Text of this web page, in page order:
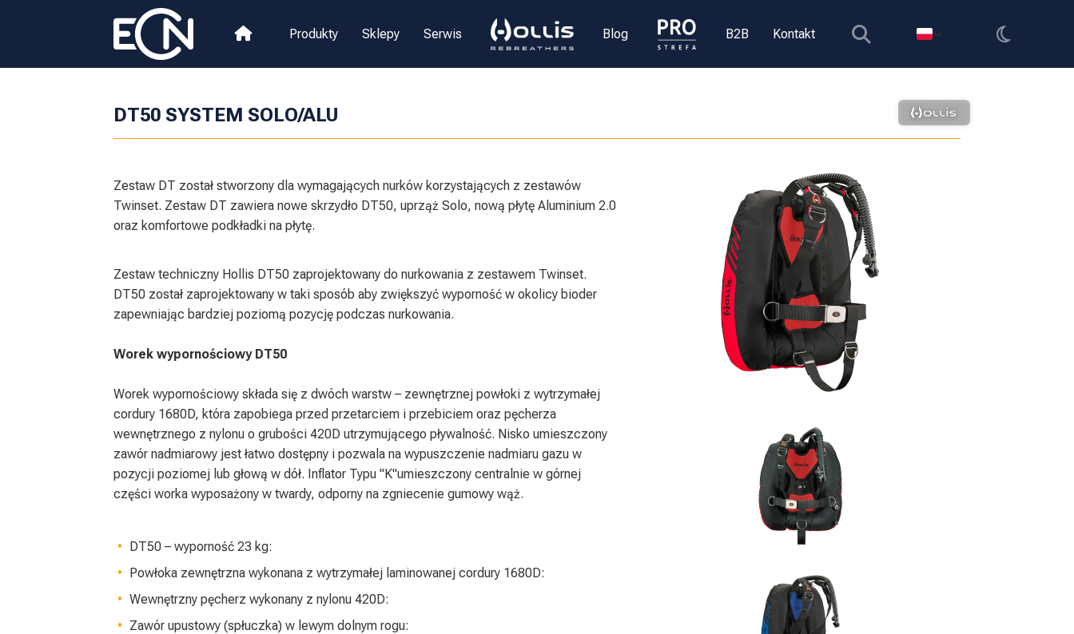
Produkty Sklepy Serwis Blog B2B Kontakt
DT50 SYSTEM SOLO/ALU
Zestaw DT został stworzony dla wymagających nurków korzystających z zestawów
Twinset. Zestaw DT zawiera nowe skrzydło DT50, uprząż Solo, nową płytę Aluminium 2.0
oraz komfortowe podkładki na płytę.
Zestaw techniczny Hollis DT50 zaprojektowany do nurkowania z zestawem Twinset.
DT50 został zaprojektowany w taki sposób aby zwiększyć wyporność w okolicy bioder
zapewniając bardziej poziomą pozycję podczas nurkowania.
Worek wypornościowy DT50
Worek wypornościowy składa się z dwóch warstw – zewnętrznej powłoki z wytrzymałej
cordury 1680D, która zapobiega przed przetarciem i przebiciem oraz pęcherza
wewnętrznego z nylonu o grubości 420D utrzymującego pływalność. Nisko umieszczony
zawór nadmiarowy jest łatwo dostępny i pozwala na wypuszczenie nadmiaru gazu w
pozycji poziomej lub głową w dół. Inflator Typu "K"umieszczony centralnie w górnej
części worka wyposażony w twardy, odporny na zgniecenie gumowy wąż.
DT50 – wyporność 23 kg:
Powłoka zewnętrzna wykonana z wytrzymałej laminowanej cordury 1680D:
Wewnętrzny pęcherz wykonany z nylonu 420D:
Zawór upustowy (spłuczka) w lewym dolnym rogu: